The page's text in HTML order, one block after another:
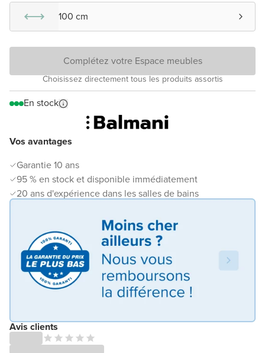
Vos avantages
Garantie 10 ans
95 % en stock et disponible immédiatement
20 ans d'expérience dans les salles de bains
Avis clients
100 cm
Complétez votre Espace meubles
Choisissez directement tous les produits assortis
En stock